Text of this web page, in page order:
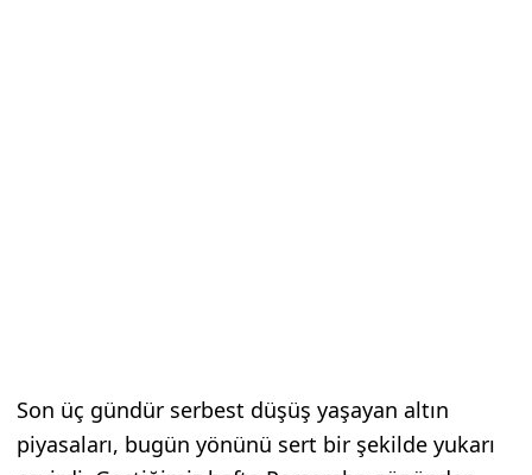
Son üç gündür serbest düşüş yaşayan altın
piyasaları, bugün yönünü sert bir şekilde yukarı